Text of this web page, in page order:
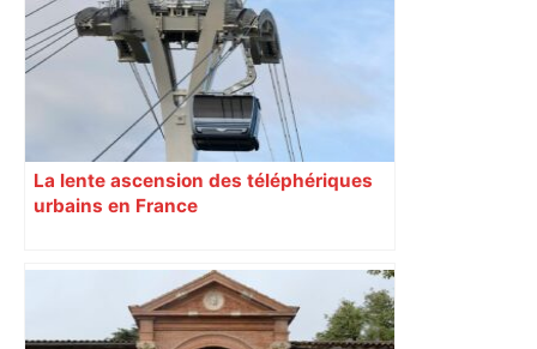
La lente ascension des téléphériques
urbains en France